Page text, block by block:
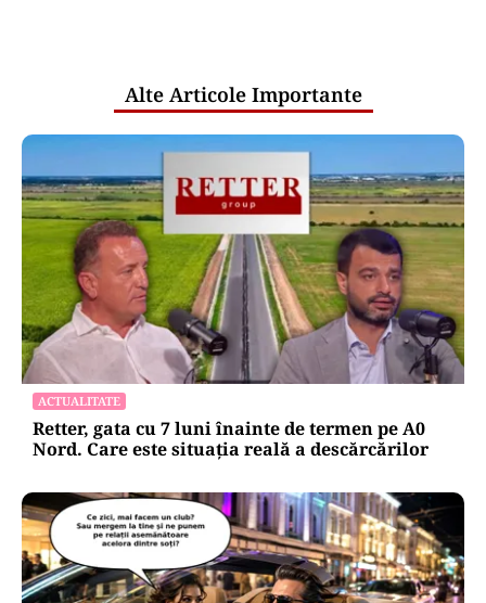
Alte Articole Importante
ACTUALITATE
Retter, gata cu 7 luni înainte de termen pe A0
Nord. Care este situația reală a descărcărilor